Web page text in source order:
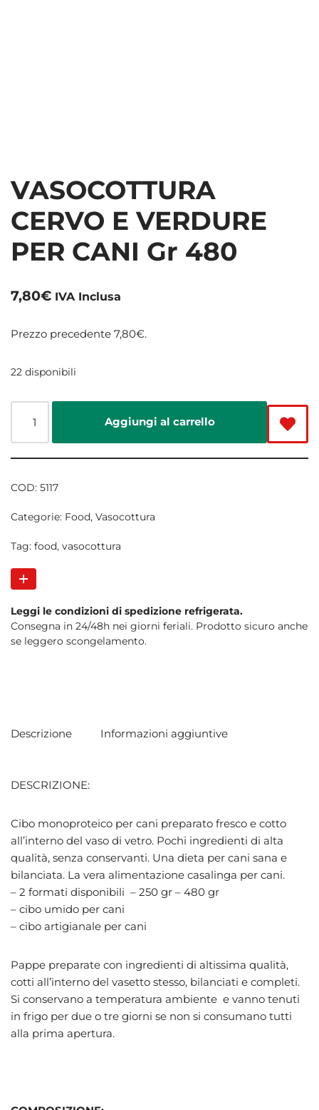
VASOCOTTURA
CERVO E VERDURE
PER CANI Gr 480
7,80€ IVA Inclusa
Prezzo precedente 7,80€.
22 disponibili
Aggiungi al carrello
COD: 5117
Categorie: Food, Vasocottura
Tag: food, vasocottura
Leggi le condizioni di spedizione refrigerata.
Consegna in 24/48h nei giorni feriali. Prodotto sicuro anche
se leggero scongelamento.
Descrizione Informazioni aggiuntive
DESCRIZIONE:
Cibo monoproteico per cani preparato fresco e cotto
all’interno del vaso di vetro. Pochi ingredienti di alta
qualità, senza conservanti. Una dieta per cani sana e
bilanciata. La vera alimentazione casalinga per cani.
– 2 formati disponibili – 250 gr – 480 gr
– cibo umido per cani
– cibo artigianale per cani
Pappe preparate con ingredienti di altissima qualità,
cotti all’interno del vasetto stesso, bilanciati e completi.
Si conservano a temperatura ambiente e vanno tenuti
in frigo per due o tre giorni se non si consumano tutti
alla prima apertura.